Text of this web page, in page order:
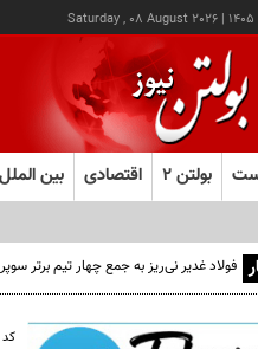
|
Saturday , 08 August 2026
بولتن ۲ اقتصادی بین الملل
فولاد غدیر نی‌ریز به جمع چهار تیم برتر